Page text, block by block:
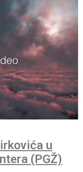
u
(PGŽ)